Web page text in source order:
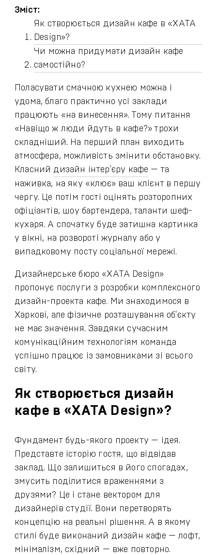
Зміст:
Як створюється дизайн кафе в «ХАТА
Design»?
Чи можна придумати дизайн кафе
самостійно?
Поласувати смачною кухнею можна і
удома, благо практично усі заклади
працюють «на винесення». Тому питання
«Навіщо ж люди йдуть в кафе?» трохи
складніший. На перший план виходить
атмосфера, можливість змінити обстановку.
Класний дизайн інтер'єру кафе — та
наживка, на яку «клює» ваш клієнт в першу
чергу. Це потім гості оцінять розторопних
офіціантів, шоу бартендера, таланти шеф-
кухаря. А спочатку буде затишна картинка
у вікні, на розвороті журналу або у
випадковому посту соціальної мережі.
Дизайнерське бюро «ХАТА Design»
пропонує послуги з розробки комплексного
дизайн-проекта кафе. Ми знаходимося в
Харкові, але фізичне розташування об'єкту
не має значення. Завдяки сучасним
комунікаційним технологіям команда
успішно працює із замовниками зі всього
світу.
Як створюється дизайн
кафе в «ХАТА Design»?
Фундамент будь-якого проекту — ідея.
Представте історію гостя, що відвідав
заклад. Що залишиться в його спогадах,
змусить поділитися враженнями з
друзями? Це і стане вектором для
дизайнерів студії. Вони перетворять
концепцію на реальні рішення. А в якому
стилі буде виконаний дизайн кафе — лофт,
мінімалізм, східний — вже повторно.